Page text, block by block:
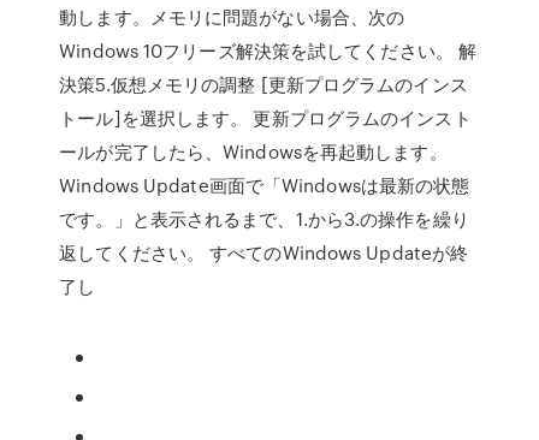
動します。メモリに問題がない場合、次の
Windows 10フリーズ解決策を試してください。 解
決策5.仮想メモリの調整 [更新プログラムのインス
トール]を選択します。 更新プログラムのインスト
ールが完了したら、Windowsを再起動します。
Windows Update画面で「Windowsは最新の状態
です。」と表示されるまで、1.から3.の操作を繰り
返してください。 すべてのWindows Updateが終
了し